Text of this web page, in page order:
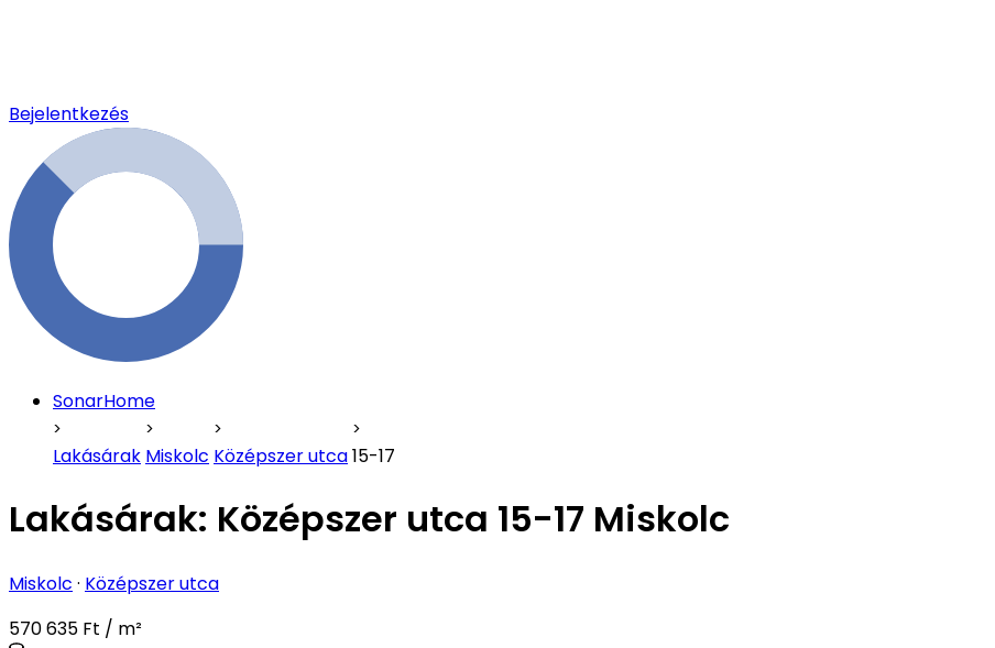
Bejelentkezés
SonarHome
Lakásárak Miskolc Középszer utca15-17
Lakásárak: Középszer utca 15-17 Miskolc
Miskolc · Középszer utca
570 635 Ft / m²